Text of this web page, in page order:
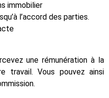
immobilier
l’accord des parties.
une rémunération à la
travail. Vous pouvez ainsi